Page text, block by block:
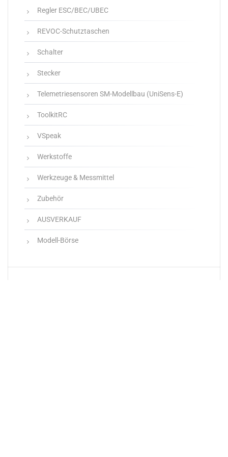
Regler ESC/BEC/UBEC
REVOC-Schutztaschen
Schalter
Stecker
Telemetriesensoren SM-Modellbau (UniSens-E)
ToolkitRC
VSpeak
Werkstoffe
Werkzeuge & Messmittel
Zubehör
AUSVERKAUF
Modell-Börse